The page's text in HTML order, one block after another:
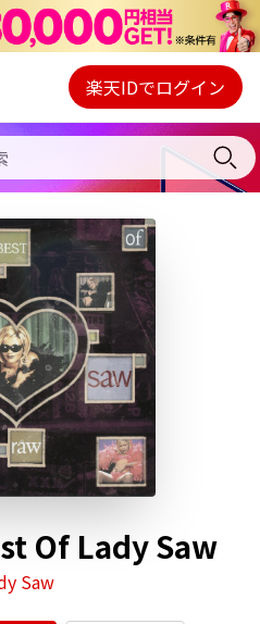
Webプレイヤー
ご契約内容の確認・変更
楽天IDでログイン
Of Lady Saw
Saw